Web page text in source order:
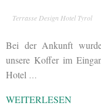
Terrasse Design Hotel Tyrol
Bei der Ankunft
unsere Koffer im
Hotel …
WEITERLESEN